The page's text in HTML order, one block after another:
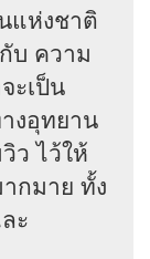
แห่งชาติ
บ ความ
ะเป็น
งอุทยาน
ว ไว้ให้
กมาย ทั้ง
ะ